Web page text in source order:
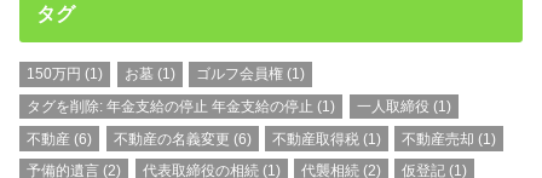
タグ
150万円 (1) お墓 (1) ゴルフ会員権(1)
タグを削除: 年金支給の停止 年金支給の停止 (1) 一人取締役 (1)
不動産 (6) 不動産の名義変更 (6) 不動産取得税 (1) 不動産売却 (1)
予備的遺言 (2) 代表取締役の相続(1) 代襲相続(2) 仮登記 (1)